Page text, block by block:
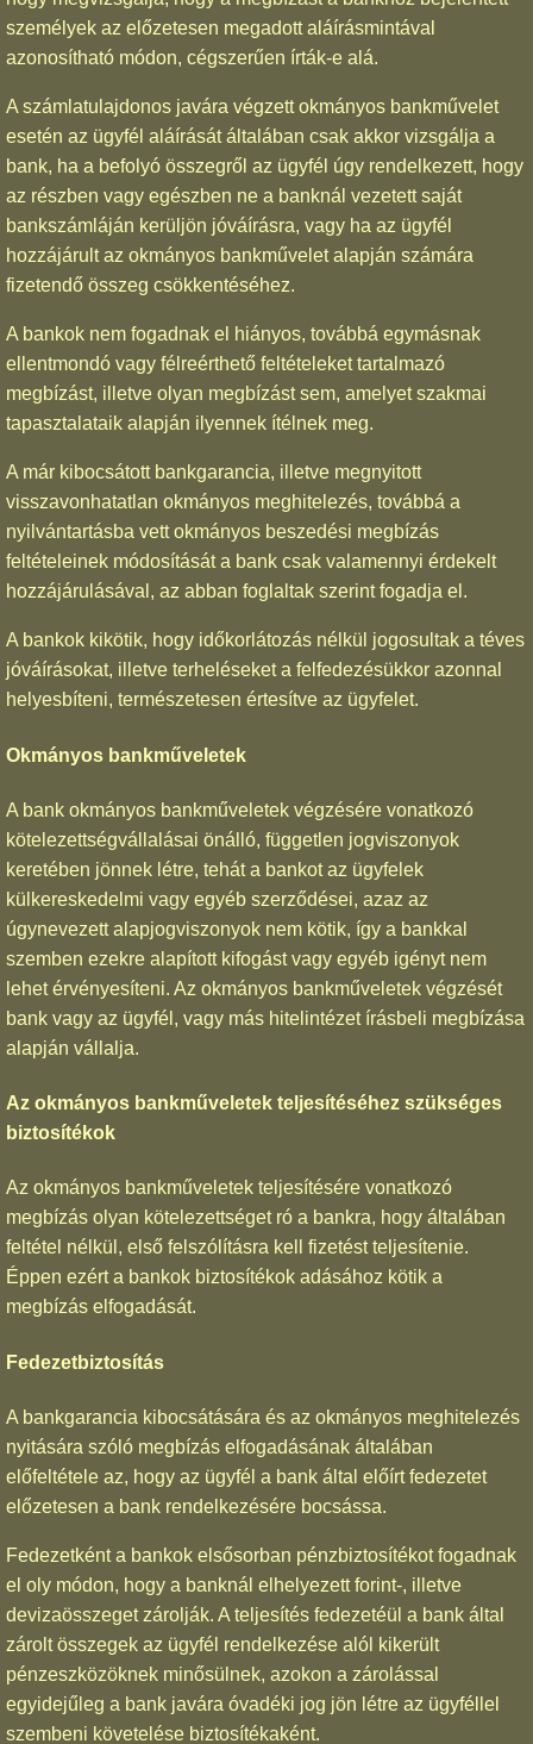
személyek az előzetesen megadott aláírásmintával
azonosítható módon, cégszerűen írták-e alá.
A számlatulajdonos javára végzett okmányos bankművelet
esetén az ügyfél aláírását általában csak akkor vizsgálja a
bank, ha a befolyó összegről az ügyfél úgy rendelkezett, hogy
az részben vagy egészben ne a banknál vezetett saját
bankszámláján kerüljön jóváírásra, vagy ha az ügyfél
hozzájárult az okmányos bankművelet alapján számára
fizetendő összeg csökkentéséhez.
A bankok nem fogadnak el hiányos, továbbá egymásnak
ellentmondó vagy félreérthető feltételeket tartalmazó
megbízást, illetve olyan megbízást sem, amelyet szakmai
tapasztalataik alapján ilyennek ítélnek meg.
A már kibocsátott bankgarancia, illetve megnyitott
visszavonhatatlan okmányos meghitelezés, továbbá a
nyilvántartásba vett okmányos beszedési megbízás
feltételeinek módosítását a bank csak valamennyi érdekelt
hozzájárulásával, az abban foglaltak szerint fogadja el.
A bankok kikötik, hogy időkorlátozás nélkül jogosultak a téves
jóváírásokat, illetve terheléseket a felfedezésükkor azonnal
helyesbíteni, természetesen értesítve az ügyfelet.
Okmányos bankműveletek
A bank okmányos bankműveletek végzésére vonatkozó
kötelezettségvállalásai önálló, független jogviszonyok
keretében jönnek létre, tehát a bankot az ügyfelek
külkereskedelmi vagy egyéb szerződései, azaz az
úgynevezett alapjogviszonyok nem kötik, így a bankkal
szemben ezekre alapított kifogást vagy egyéb igényt nem
lehet érvényesíteni. Az okmányos bankműveletek végzését
bank vagy az ügyfél, vagy más hitelintézet írásbeli megbízása
alapján vállalja.
Az okmányos bankműveletek teljesítéséhez szükséges
biztosítékok
Az okmányos bankműveletek teljesítésére vonatkozó
megbízás olyan kötelezettséget ró a bankra, hogy általában
feltétel nélkül, első felszólításra kell fizetést teljesítenie.
Éppen ezért a bankok biztosítékok adásához kötik a
megbízás elfogadását.
Fedezetbiztosítás
A bankgarancia kibocsátására és az okmányos meghitelezés
nyitására szóló megbízás elfogadásának általában
előfeltétele az, hogy az ügyfél a bank által előírt fedezetet
előzetesen a bank rendelkezésére bocsássa.
Fedezetként a bankok elsősorban pénzbiztosítékot fogadnak
el oly módon, hogy a banknál elhelyezett forint-, illetve
devizaösszeget zárolják. A teljesítés fedezetéül a bank által
zárolt összegek az ügyfél rendelkezése alól kikerült
pénzeszközöknek minősülnek, azokon a zárolással
egyidejűleg a bank javára óvadéki jog jön létre az ügyféllel
szembeni követelése biztosítékaként.